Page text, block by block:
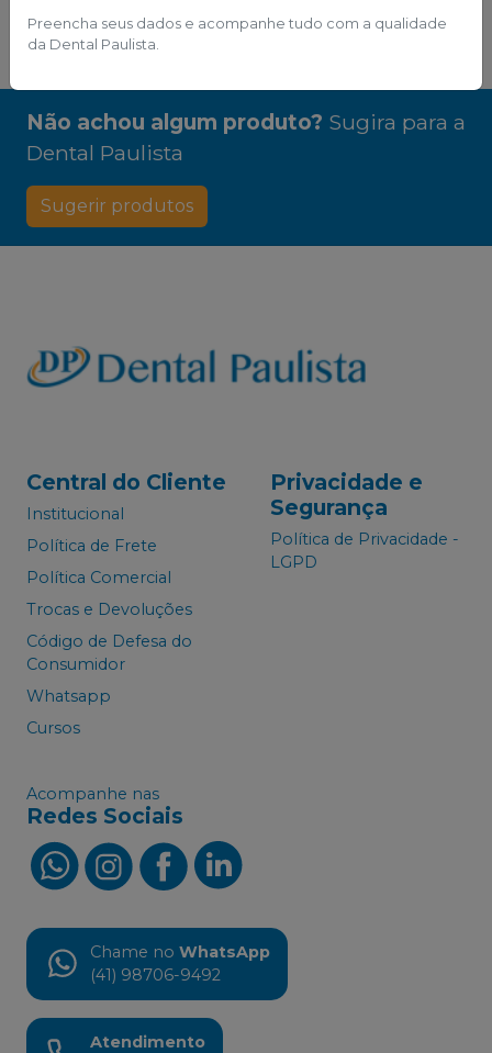
Não achou algum produto? Sugira para a
Dental Paulista
Sugerir produtos
Central do Cliente
Institucional
Política de Frete
Política Comercial
Trocas e Devoluções
Código de Defesa do
Consumidor
Whatsapp
Cursos
Privacidade e
Segurança
Política de Privacidade -
LGPD
Acompanhe nas
Redes Sociais
Chame no WhatsApp
(41) 98706-9492
Atendimento
Preencha seus dados e acompanhe tudo com a qualidade
da Dental Paulista.